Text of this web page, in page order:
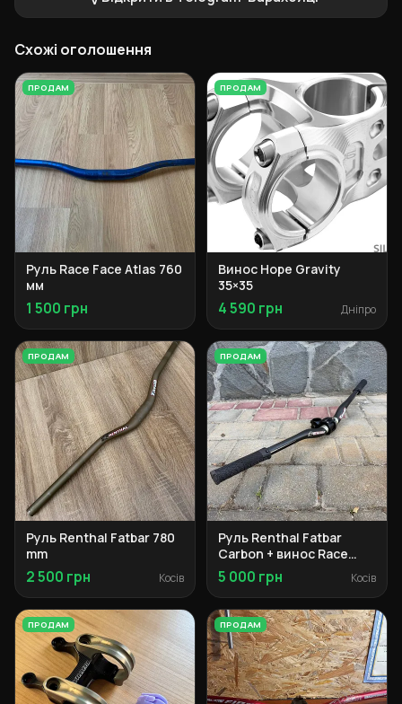
Схожі оголошення
ПРОДАМ
Руль Race Face Atlas 760
мм
1 500 грн
ПРОДАМ
Винос Hope Gravity
35×35
4 590 грн Дніпро
ПРОДАМ
Руль Renthal Fatbar 780
mm
2 500 грн Косів
ПРОДАМ
Руль Renthal Fatbar
Carbon + винос Race
Face Aeffect R + грипси
SDG
5 000 грн Косів
ПРОДАМ ПРОДАМ